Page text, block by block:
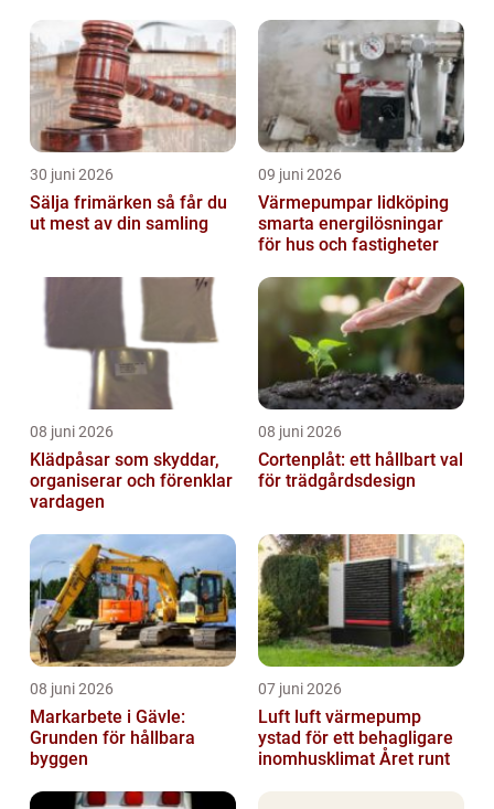
30 juni 2026
Sälja frimärken så får du
ut mest av din samling
09 juni 2026
Värmepumpar lidköping
smarta energilösningar
för hus och fastigheter
08 juni 2026
Klädpåsar som skyddar,
organiserar och förenklar
vardagen
08 juni 2026
Cortenplåt: ett hållbart val
för trädgårdsdesign
08 juni 2026
Markarbete i Gävle:
Grunden för hållbara
byggen
07 juni 2026
Luft luft värmepump
ystad för ett behagligare
inomhusklimat Året runt